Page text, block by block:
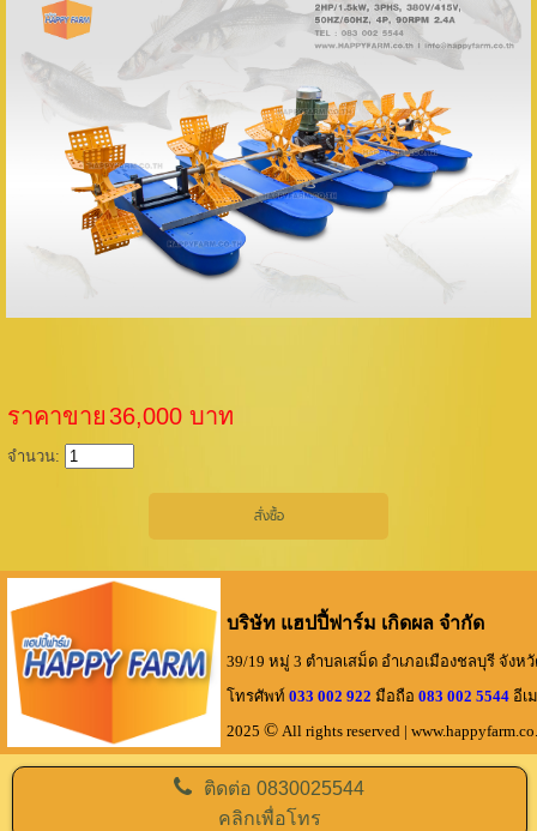
ราคาขาย 36,000 บาท
จำนวน:
บริษัท แฮปปี้ฟาร์ม เกิดผล จำกัด
39/19 หมู่ 3 ตำบลเสม็ด อำเภอเมืองชลบุรี จังห
โทรศัพท์ 033 002 922 มือถือ 083 002 5544 อีเ
2025 © All rights reserved |
ติดต่อ0830025544
คลิกเพื่อโทร